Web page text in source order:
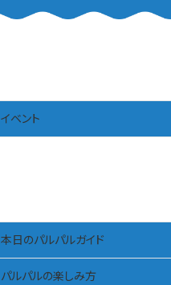
イベント
本日のパルパルガイド
パルパルの楽しみ方